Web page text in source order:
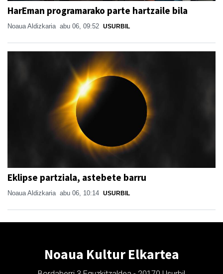
HarEman programarako parte hartzaile bila
Noaua Aldizkaria abu 06, 09:52 USURBIL
Eklipse partziala, astebete barru
Noaua Aldizkaria abu 06, 10:14 USURBIL
Noaua Kultur Elkartea